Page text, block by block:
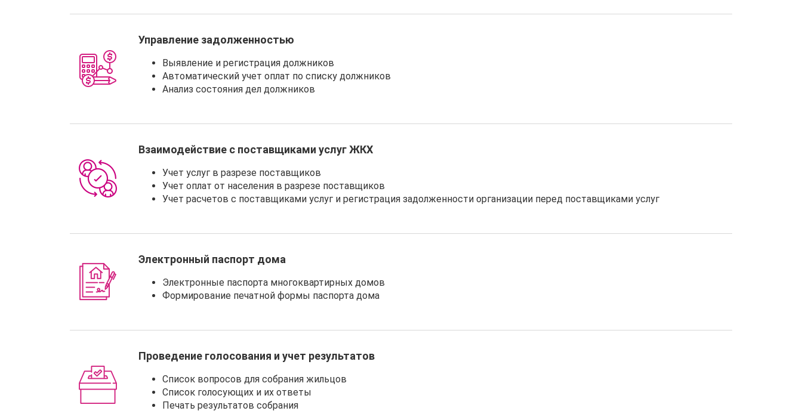
Управление задолженностью
Выявление и регистрация должников
Автоматический учет оплат по списку должников
Анализ состояния дел должников
Взаимодействие с поставщиками услуг ЖКХ
Учет услуг в разрезе поставщиков
Учет оплат от населения в разрезе поставщиков
Учет расчетов с поставщиками услуг и регистрация задолженности организации перед поставщиками услуг
Электронный паспорт дома
Электронные паспорта многоквартирных домов
Формирование печатной формы паспорта дома
Проведение голосования и учет результатов
Список вопросов для собрания жильцов
Список голосующих и их ответы
Печать результатов собрания